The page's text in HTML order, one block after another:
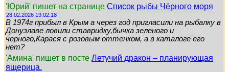
'Юрий' пишет на странице Список рыбы Чёрного моря
28.02.2026 19:02:18
В 1974г прибыл в Крым а через год пригласили на рыбалку в
Донузлаве ловили ставридку,бычка зеленого и
черного,Карася с розовым оттенком, а в каталоге его
нет?
'Амина' пишет в посте Летучий дракон – планирующая
ящерица.